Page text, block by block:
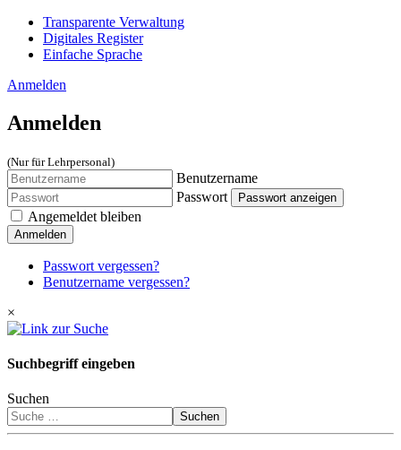
Transparente Verwaltung
Digitales Register
Einfache Sprache
Anmelden
Anmelden
(Nur für Lehrpersonal)
Benutzername
Passwort
Passwort anzeigen
Angemeldet bleiben
Anmelden
Passwort vergessen?
Benutzername vergessen?
×
Suchbegriff eingeben
Suchen
Suchen